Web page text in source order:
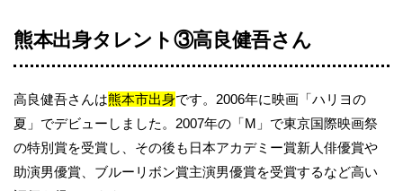
熊本出身タレント③高良健吾さん
高良健吾さんは熊本市出身です。2006年に映画「ハリヨの
夏」でデビューしました。2007年の「M」で東京国際映画祭
の特別賞を受賞し、その後も日本アカデミー賞新人俳優賞や
助演男優賞、ブルーリボン賞主演男優賞を受賞するなど高い